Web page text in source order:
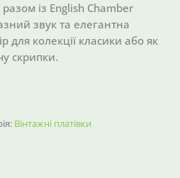
із English Chamber
звук та елегантна
для колекції класики або як
скрипки.
Вінтажні платівки